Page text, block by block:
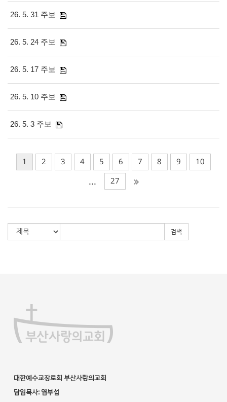
26. 5. 31 주보
26. 5. 24 주보
26. 5. 17 주보
26. 5. 10 주보
26. 5. 3 주보
1 2 3 4 5 6 7 8 9 10
... 27
검색
대한예수교장로회 부산사랑의교회
담임목사: 염부섭